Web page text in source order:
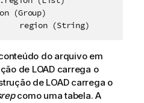
do arquivo em
de LOAD carrega o
de LOAD carrega o
como uma tabela. A